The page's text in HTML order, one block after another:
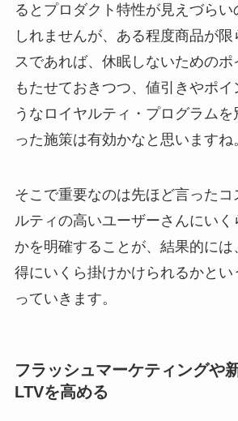
るとプロダクト特性が見えづらい
しれませんが、ある程度商品が
スであれば、休眠しないための
もたせておきつつ、値引きやポイ
うなロイヤルティ・プログラム
った施策は有効かなと思いますね
そこで重要なのは先ほど言ったコ
ルティの高いユーザーさんにい
かを明確することが、結果的には
得にいくら掛けかけられるかと
っていきます。
フラッシュマーケティングや
LTVを高める